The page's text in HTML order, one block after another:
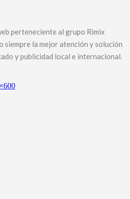
perteneciente al grupo Rimix
siempre la mejor atención y solución
y publicidad local e internacional.